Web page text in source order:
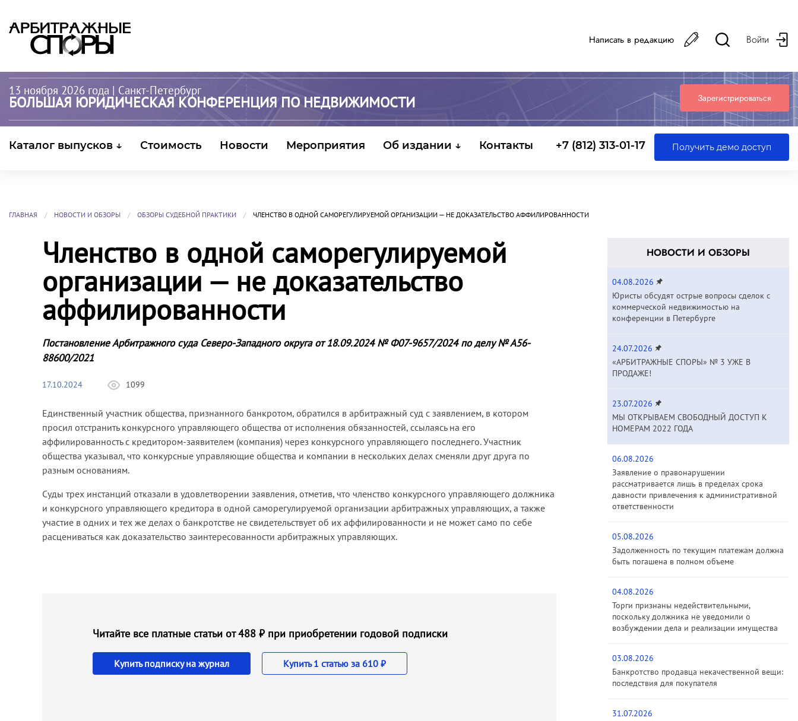
Написать в редакцию Войти
13 ноября 2026 года | Санкт-Петербург
БОЛЬШАЯ ЮРИДИЧЕСКАЯ КОНФЕРЕНЦИЯ ПО НЕДВИЖИМОСТИ Зарегистрироваться
Каталог выпусков ↓ Стоимость Новости Мероприятия Об издании ↓ Контакты +7 (812) 313-01-17 Получить демо доступ
ГЛАВНАЯ НОВОСТИ И ОБЗОРЫ ОБЗОРЫ СУДЕБНОЙ ПРАКТИКИ ЧЛЕНСТВО В ОДНОЙ САМОРЕГУЛИРУЕМОЙ ОРГАНИЗАЦИИ — НЕ ДОКАЗАТЕЛЬСТВО АФФИЛИРОВАННОСТИ
Членство в одной саморегулируемой
организации — не доказательство
аффилированности
Постановление Арбитражного суда Северо-Западного округа от 18.09.2024 № Ф07-9657/2024 по делу № А56-
88600/2021
17.10.2024 1099
Единственный участник общества, признанного банкротом, обратился в арбитражный суд с заявлением, в котором
просил отстранить конкурсного управляющего общества от исполнения обязанностей, ссылаясь на его
аффилированность с кредитором-заявителем (компания) через конкурсного управляющего последнего. Участник
общества указывал, что конкурсные управляющие общества и компании в нескольких делах сменяли друг друга по
разным основаниям.
Суды трех инстанций отказали в удовлетворении заявления, отметив, что членство конкурсного управляющего должника
и конкурсного управляющего кредитора в одной саморегулируемой организации арбитражных управляющих, а также
участие в одних и тех же делах о банкротстве не свидетельствует об их аффилированности и не может само по себе
расцениваться как доказательство заинтересованности арбитражных управляющих.
Читайте все платные статьи от 488 ₽ при приобретении годовой подписки
Купить подписку на журнал Купить 1 статью за 610 ₽
НОВОСТИ И ОБЗОРЫ
04.08.2026
Юристы обсудят острые вопросы сделок с
коммерческой недвижимостью на
конференции в Петербурге
24.07.2026
«АРБИТРАЖНЫЕ СПОРЫ» № 3 УЖЕ В
ПРОДАЖЕ!
23.07.2026
МЫ ОТКРЫВАЕМ СВОБОДНЫЙ ДОСТУП К
НОМЕРАМ 2022 ГОДА
06.08.2026
Заявление о правонарушении
рассматривается лишь в пределах срока
давности привлечения к административной
ответственности
05.08.2026
Задолженность по текущим платежам должна
быть погашена в полном объеме
04.08.2026
Торги признаны недействительными,
поскольку должника не уведомили о
возбуждении дела и реализации имущества
03.08.2026
Банкротство продавца некачественной вещи:
последствия для покупателя
31.07.2026